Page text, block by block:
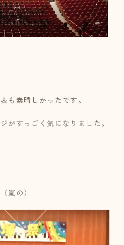
も素晴しかったです。
がすっごく気になりました。
嵐の）